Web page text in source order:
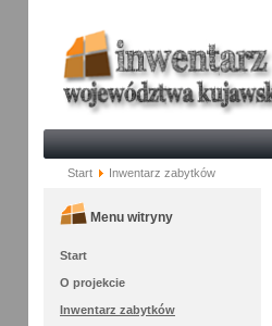
Start Inwentarz zabytków
Menu witryny
Start
O projekcie
Inwentarz zabytków